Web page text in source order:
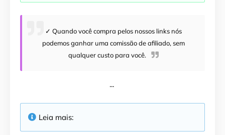
✓ Quando você compra pelos nossos links nós
podemos ganhar uma comissão de afiliado, sem
qualquer custo para você.
...
Leia mais: